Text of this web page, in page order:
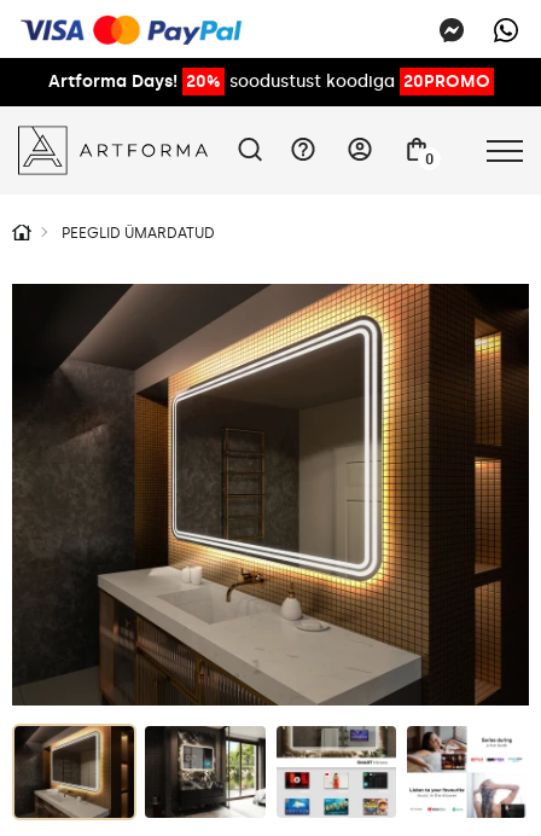
Artforma Days! 20% soodustust koodiga 20PROMO
0
PEEGLID ÜMARDATUD